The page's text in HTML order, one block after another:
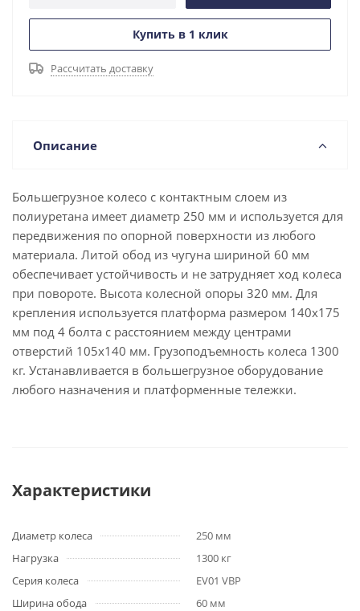
Купить в 1 клик
Рассчитать доставку
Описание
Большегрузное колесо с контактным слоем из
полиуретана имеет диаметр 250 мм и используется для
передвижения по опорной поверхности из любого
материала. Литой обод из чугуна шириной 60 мм
обеспечивает устойчивость и не затрудняет ход колеса
при повороте. Высота колесной опоры 320 мм. Для
крепления используется платформа размером 140x175
мм под 4 болта с расстоянием между центрами
отверстий 105x140 мм. Грузоподъемность колеса 1300
кг. Устанавливается в большегрузное оборудование
любого назначения и платформенные тележки.
Характеристики
Диаметр колеса
250 мм
Нагрузка
1300 кг
Серия колеса
EV01 VBP
Ширина обода
60 мм